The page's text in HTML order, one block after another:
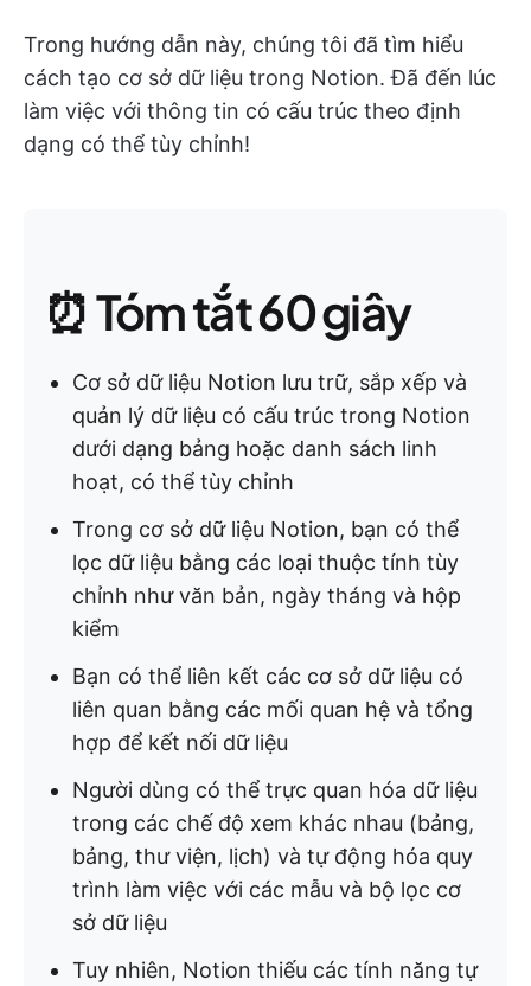
Trong hướng dẫn này, chúng tôi đã tìm hiểu
cách tạo cơ sở dữ liệu trong Notion. Đã đến lúc
làm việc với thông tin có cấu trúc theo định
dạng có thể tùy chỉnh!
⏰ Tóm tắt 60 giây
Cơ sở dữ liệu Notion lưu trữ, sắp xếp và
quản lý dữ liệu có cấu trúc trong Notion
dưới dạng bảng hoặc danh sách linh
hoạt, có thể tùy chỉnh
Trong cơ sở dữ liệu Notion, bạn có thể
lọc dữ liệu bằng các loại thuộc tính tùy
chỉnh như văn bản, ngày tháng và hộp
kiểm
Bạn có thể liên kết các cơ sở dữ liệu có
liên quan bằng các mối quan hệ và tổng
hợp để kết nối dữ liệu
Người dùng có thể trực quan hóa dữ liệu
trong các chế độ xem khác nhau (bảng,
bảng, thư viện, lịch) và tự động hóa quy
trình làm việc với các mẫu và bộ lọc cơ
sở dữ liệu
Tuy nhiên, Notion thiếu các tính năng tự